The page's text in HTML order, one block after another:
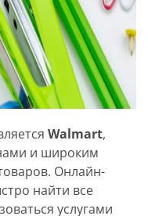
Walmart,
и широким
Онлайн-
найти все
услугами